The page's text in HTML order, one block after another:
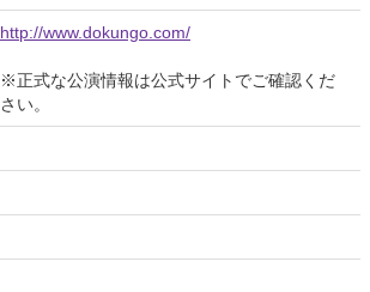
http://www.dokungo.com/
※正式な公演情報は公式サイトでご確認くだ
さい。